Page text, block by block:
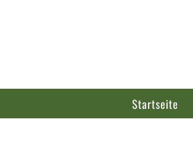
Startseite